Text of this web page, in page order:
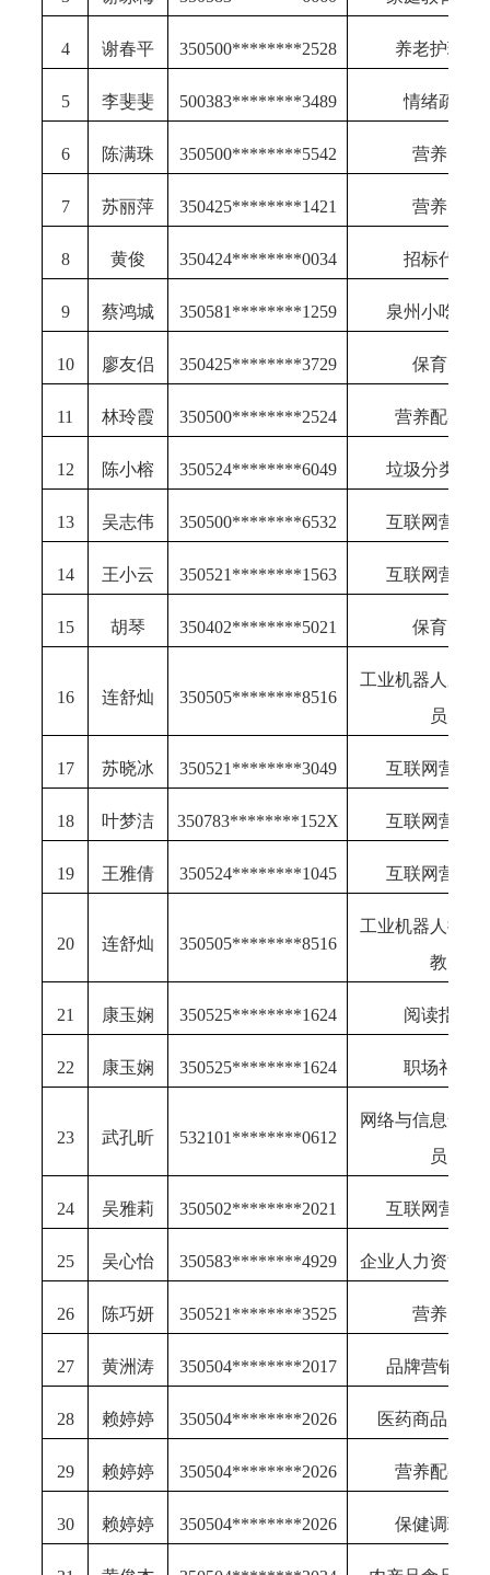
4 谢春平 350500********2528 养老护理员
5 李斐斐 500383********3489 情绪疏导
6 陈满珠 350500********5542 营养师
7 苏丽萍 350425********1421 营养师
8 黄俊 350424********0034 招标代理
9 蔡鸿城 350581********1259 泉州小吃制作
10 廖友侣 350425********3729 保育师
11 林玲霞 350500********2524 营养配餐员
12 陈小榕 350524********6049 垃圾分类处置
13 吴志伟 350500********6532 互联网营销师
14 王小云 350521********1563 互联网营销师
15 胡琴 350402********5021 保育师
16 连舒灿 350505********8516
工业机器人系统
员
17 苏晓冰 350521********3049 互联网营销师
18 叶梦洁 350783********152X 互联网营销师
19 王雅倩 350524********1045 互联网营销师
20 连舒灿 350505********8516
工业机器人操作
教
21 康玉娴 350525********1624 阅读指导
22 康玉娴 350525********1624 职场礼仪
23 武孔昕 532101********0612
网络与信息安全
员
24 吴雅莉 350502********2021 互联网营销师
25 吴心怡 350583********4929 企业人力资源管
26 陈巧妍 350521********3525 营养师
27 黄洲涛 350504********2017 品牌营销策划
28 赖婷婷 350504********2026 医药商品购销
29 赖婷婷 350504********2026 营养配餐员
30 赖婷婷 350504********2026 保健调理师